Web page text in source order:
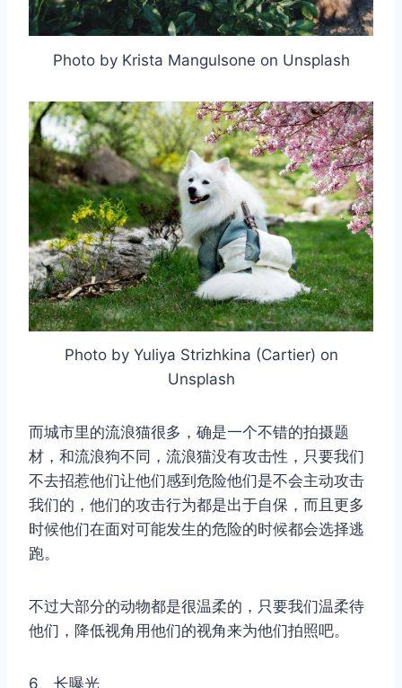
Photo by Krista Mangulsone on Unsplash
Photo by Yuliya Strizhkina (Cartier) on
Unsplash
而城市里的流浪猫很多，确是一个不错的拍摄题
材，和流浪狗不同，流浪猫没有攻击性，只要我们
不去招惹他们让他们感到危险他们是不会主动攻击
我们的，他们的攻击行为都是出于自保，而且更多
时候他们在面对可能发生的危险的时候都会选择逃
跑。
不过大部分的动物都是很温柔的，只要我们温柔待
他们，降低视角用他们的视角来为他们拍照吧。
6、长曝光